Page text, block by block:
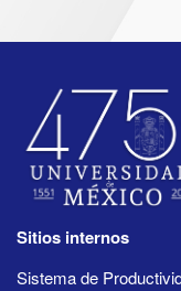
Sitios internos
Sistema de